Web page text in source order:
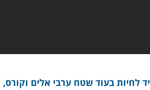
לחיות בעוד שטח ערבי אלים